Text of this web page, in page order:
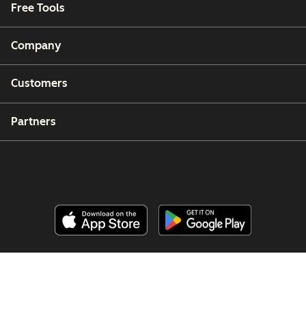
Free Tools
Company
Customers
Partners